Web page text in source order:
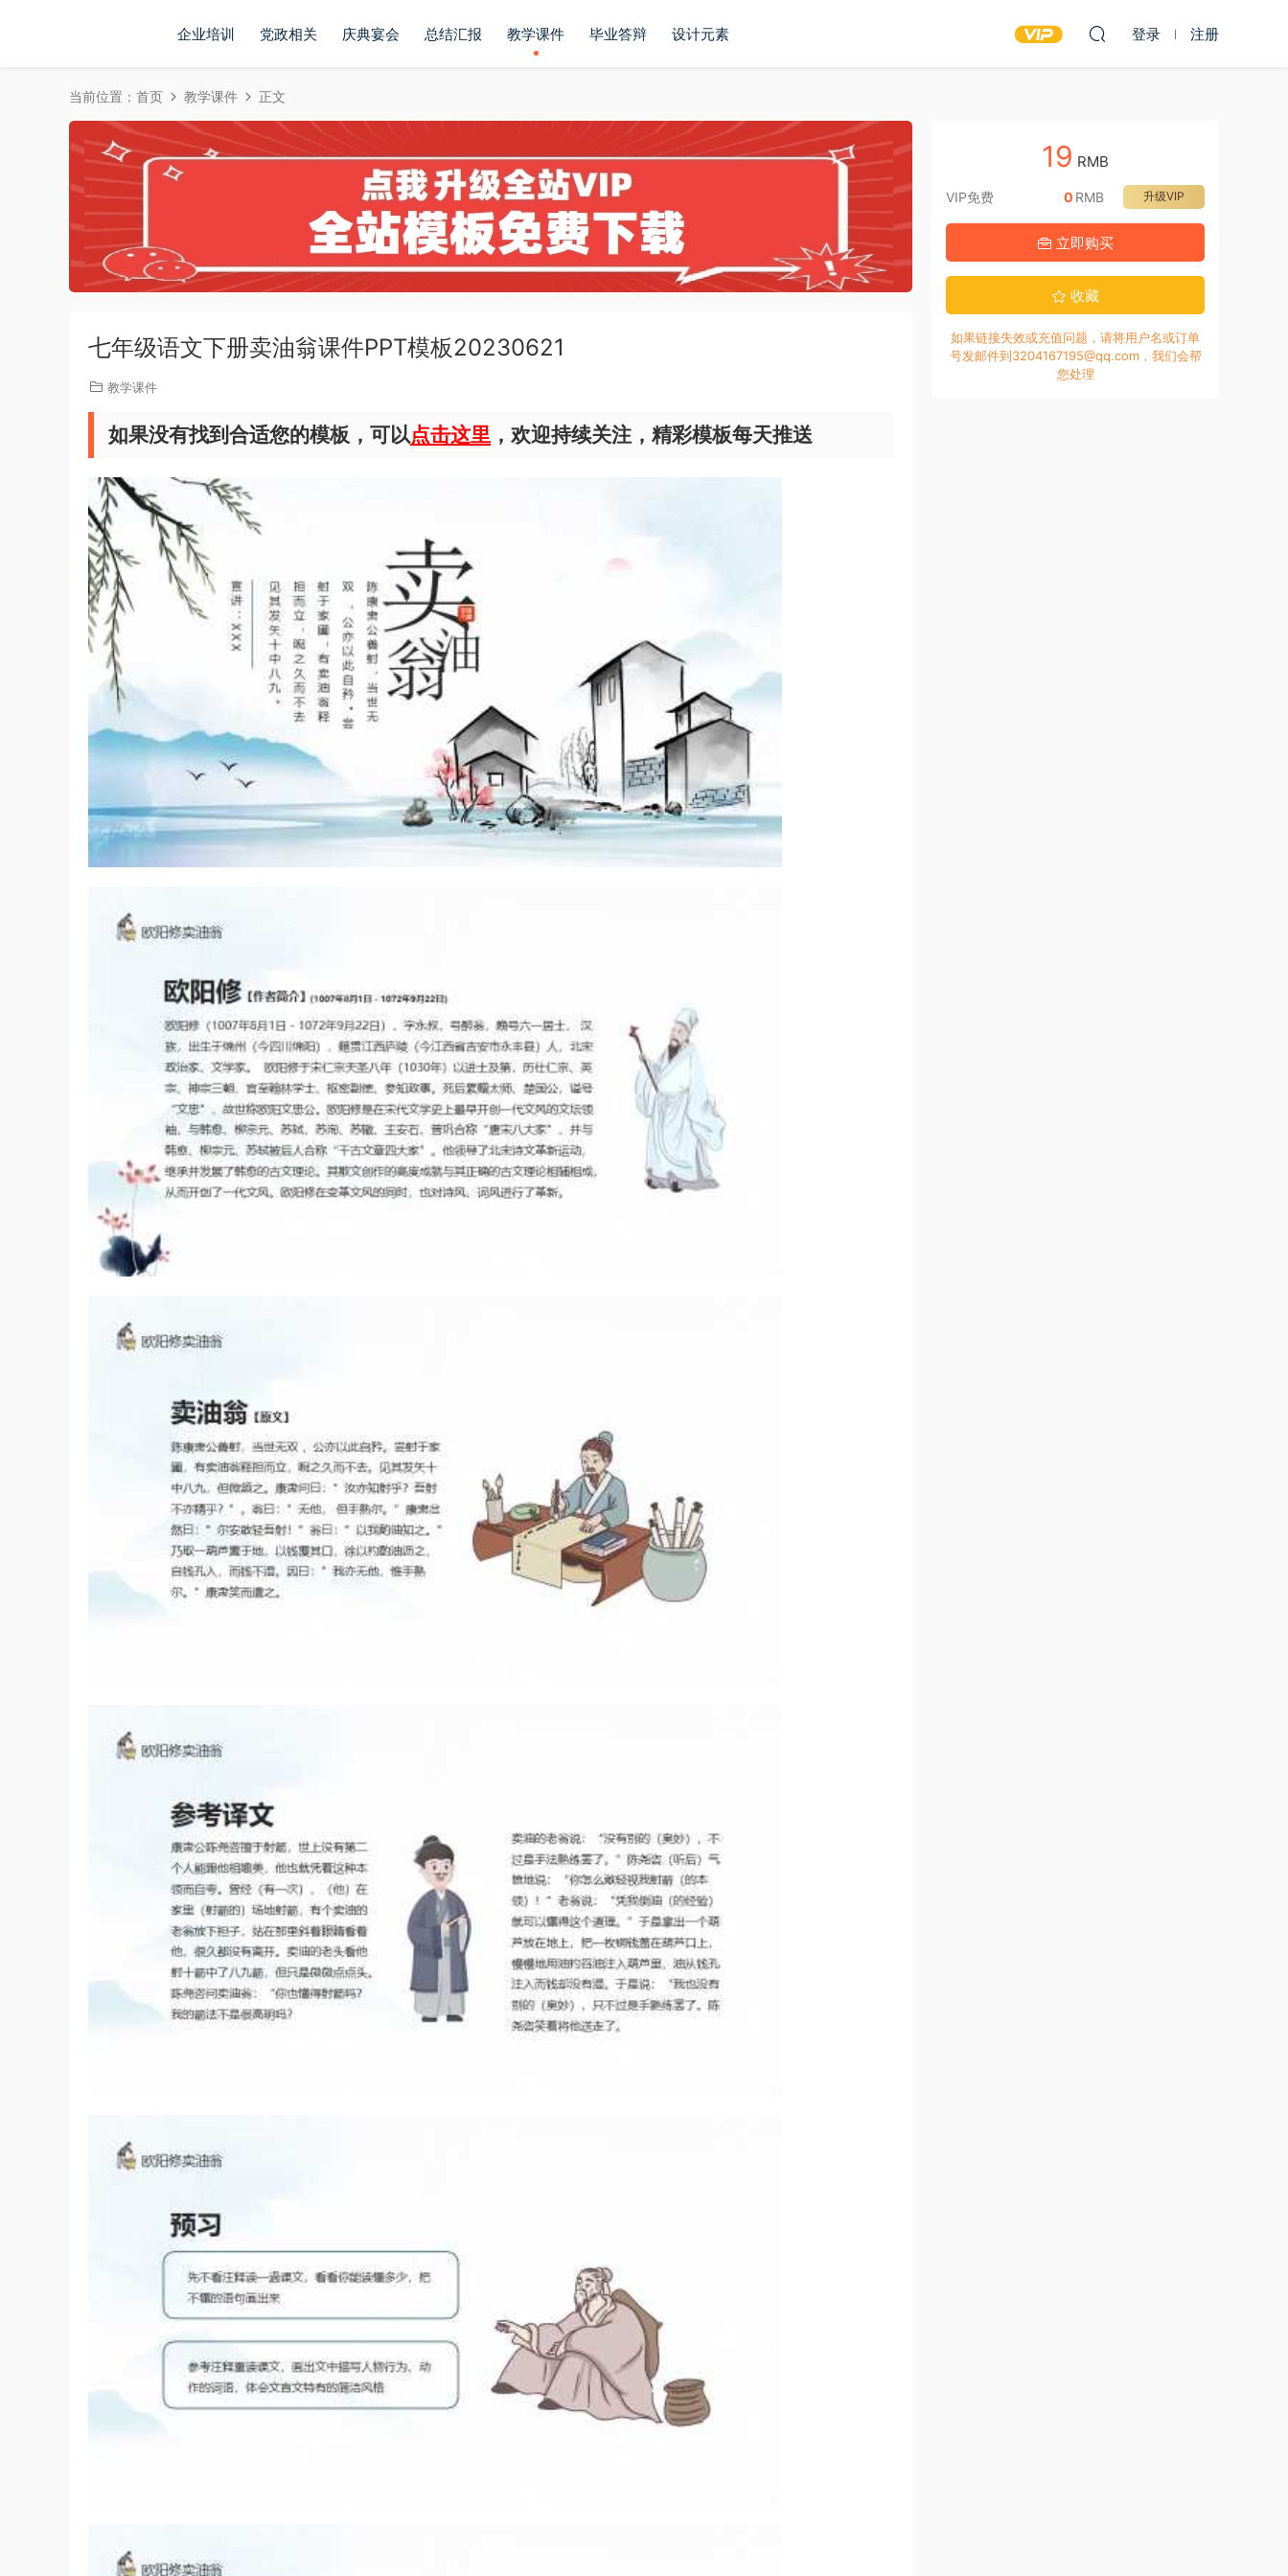
企业培训 党政相关 庆典宴会 总结汇报 教学课件 毕业答辩 设计元素 登录 注册
当前位置： 首页 教学课件 正文
七年级语文下册卖油翁课件PPT模板20230621
教学课件
如果没有找到合适您的模板，可以点击这里 ，欢迎持续关注，精彩模板每天推送
19 RMB
VIP免费 升级VIP
0 RMB
立即购买
收藏
如果链接失效或充值问题，请将用户名或订单
号发邮件到3204167195@qq.com，我们会帮
您处理